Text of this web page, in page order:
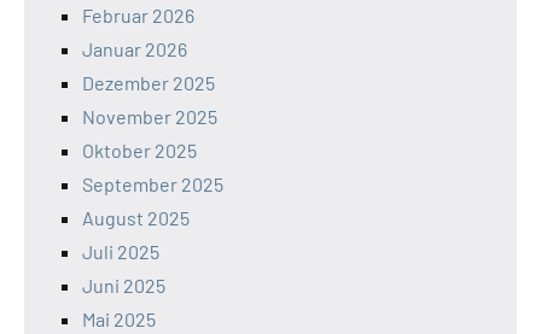
Februar 2026
Januar 2026
Dezember 2025
November 2025
Oktober 2025
September 2025
August 2025
Juli 2025
Juni 2025
Mai 2025